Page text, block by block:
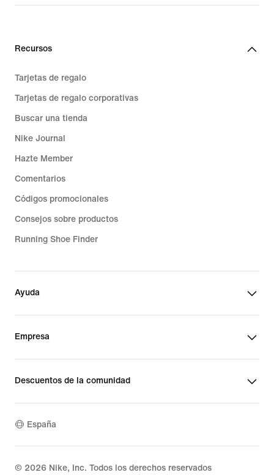
159,99 €
Recursos
Tarjetas de regalo
Tarjetas de regalo corporativas
Buscar una tienda
Nike Journal
Hazte Member
Comentarios
Códigos promocionales
Consejos sobre productos
Running Shoe Finder
Ayuda
Empresa
Descuentos de la comunidad
España
© 2026 Nike, Inc. Todos los derechos reservados